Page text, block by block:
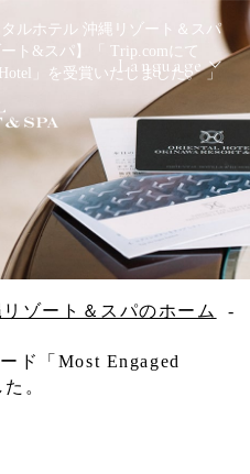
ルホテル 沖縄リゾート＆スパ
ト&スパ】「 Trip.comにて
」を受賞いたしました。 」
Language
検索
＋宿
約
レンタカー
＋宿泊予約
ゾート＆スパのホーム
ド「Most Engaged
。